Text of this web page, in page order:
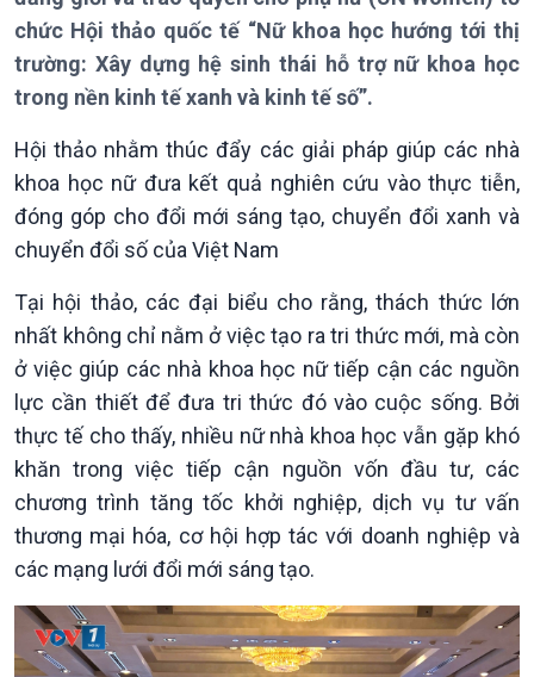
Giới thiệu
Thời sự
Thời sự 6h
Thời sự 12h
Thời sự 18h
Bản tin
Chuyên mục
Theo dòng Thời sự
chức Hội thảo quốc tế “Nữ khoa học hướng tới thị
trường: Xây dựng hệ sinh thái hỗ trợ nữ khoa học
trong nền kinh tế xanh và kinh tế số”.
Hội thảo nhằm thúc đẩy các giải pháp giúp các nhà
khoa học nữ đưa kết quả nghiên cứu vào thực tiễn,
đóng góp cho đổi mới sáng tạo, chuyển đổi xanh và
chuyển đổi số của Việt Nam
Tại hội thảo, các đại biểu cho rằng, thách thức lớn
nhất không chỉ nằm ở việc tạo ra tri thức mới, mà còn
ở việc giúp các nhà khoa học nữ tiếp cận các nguồn
lực cần thiết để đưa tri thức đó vào cuộc sống. Bởi
thực tế cho thấy, nhiều nữ nhà khoa học vẫn gặp khó
khăn trong việc tiếp cận nguồn vốn đầu tư, các
chương trình tăng tốc khởi nghiệp, dịch vụ tư vấn
thương mại hóa, cơ hội hợp tác với doanh nghiệp và
các mạng lưới đổi mới sáng tạo.